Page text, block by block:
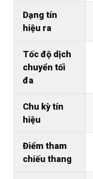
Dạng tín
hiệu ra
Tốc độ dịch
chuyển tối
đa
Chu kỳ tín
hiệu
Điểm tham
chiếu thang